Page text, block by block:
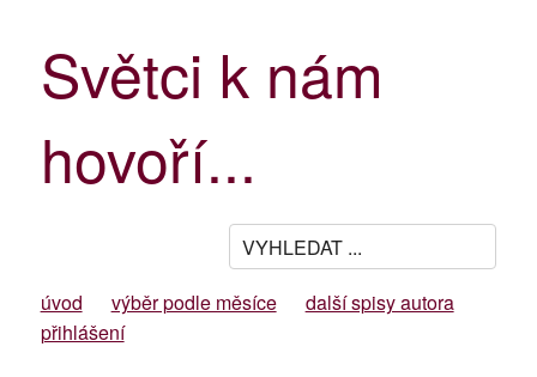
Světci k nám
hovoří...
úvod výběr podle měsíce
další spisy autora
přihlášení